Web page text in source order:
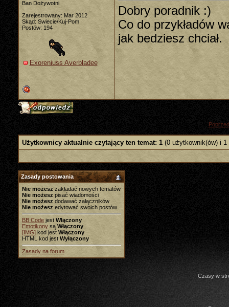
Ban Dożywotni
Zarejestrowany: Mar 2012
Skąd: Swiecie/Kuj-Pom
Postów: 194
Exoreniuss Averbladee
Dobry poradnik :)
Co do przykładów
jak bedziesz chciał.
Użytkownicy aktualnie czytający ten temat: 1 (0 użytkownik(ów) i 1
Zasady postowania
Nie możesz zakładać nowych tematów
Nie możesz pisać wiadomości
Nie możesz dodawać załączników
Nie możesz edytować swoich postów
BB Code jest Włączony
Emotikony są Włączony
[IMG] kod jest Włączony
HTML kod jest Wyłączony
Zasady na forum
Czasy w